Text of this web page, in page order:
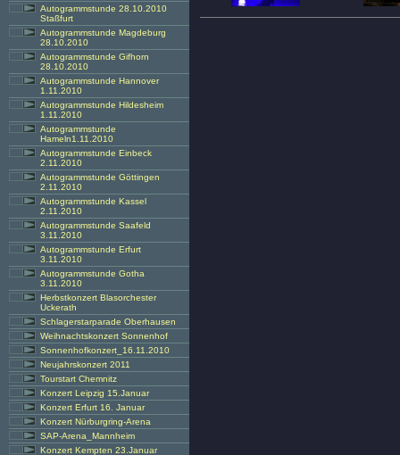
Autogrammstunde 28.10.2010
Staßfurt
Autogrammstunde Magdeburg
28.10.2010
Autogrammstunde Gifhorn
28.10.2010
Autogrammstunde Hannover
1.11.2010
Autogrammstunde Hildesheim
1.11.2010
Autogrammstunde
Hameln1.11.2010
Autogrammstunde Einbeck
2.11.2010
Autogrammstunde Göttingen
2.11.2010
Autogrammstunde Kassel
2.11.2010
Autogrammstunde Saafeld
3.11.2010
Autogrammstunde Erfurt
3.11.2010
Autogrammstunde Gotha
3.11.2010
Herbstkonzert Blasorchester
Uckerath
Schlagerstarparade Oberhausen
Weihnachtskonzert Sonnenhof
Sonnenhofkonzert_16.11.2010
Neujahrskonzert 2011
Tourstart Chemnitz
Konzert Leipzig 15.Januar
Konzert Erfurt 16. Januar
Konzert Nürburgring-Arena
SAP-Arena_Mannheim
Konzert Kempten 23.Januar